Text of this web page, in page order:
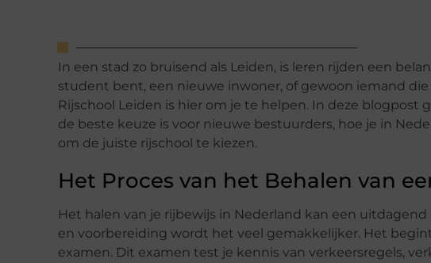
In een stad zo bruisend als Leiden, is leren rijden een
student bent, een nieuwe inwoner, of gewoon iemand
Rijschool Leiden is hier om je te helpen. In deze blogpost
de beste keuze is voor nieuwe bestuurders, hoe je in
om de juiste rijschool te kiezen.
Het Proces van het Behalen van
Het halen van je rijbewijs in Nederland kan een
en voorbereiding wordt het veel gemakkelijker. Het
examen. Dit examen test je kennis van verkeersregels,